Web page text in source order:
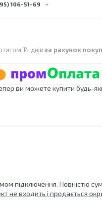
106-51-69
14 днів за рахунок
ви можете купити будь-
підключення. Повністю
не входить і продається